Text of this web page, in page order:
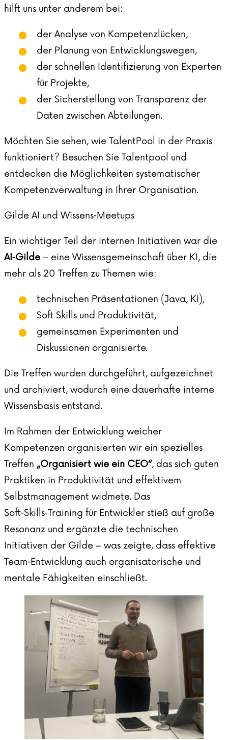
hilft uns unter anderem bei:
der Analyse von Kompetenzlücken,
der Planung von Entwicklungswegen,
der schnellen Identifizierung von Experten
für Projekte,
der Sicherstellung von Transparenz der
Daten zwischen Abteilungen.
Möchten Sie sehen, wie TalentPool in der Praxis
funktioniert? Besuchen Sie Talentpool und
entdecken die Möglichkeiten systematischer
Kompetenzverwaltung in Ihrer Organisation.
Gilde AI und Wissens‑Meetups
Ein wichtiger Teil der internen Initiativen war die
AI‑Gilde – eine Wissensgemeinschaft über KI, die
mehr als 20 Treffen zu Themen wie:
technischen Präsentationen (Java, KI),
Soft Skills und Produktivität,
gemeinsamen Experimenten und
Diskussionen organisierte.
Die Treffen wurden durchgeführt, aufgezeichnet
und archiviert, wodurch eine dauerhafte interne
Wissensbasis entstand.
Im Rahmen der Entwicklung weicher
Kompetenzen organisierten wir ein spezielles
Treffen „Organisiert wie ein CEO“, das sich guten
Praktiken in Produktivität und effektivem
Selbstmanagement widmete. Das
Soft‑Skills‑Training für Entwickler stieß auf große
Resonanz und ergänzte die technischen
Initiativen der Gilde – was zeigte, dass effektive
Team‑Entwicklung auch organisatorische und
mentale Fähigkeiten einschließt.